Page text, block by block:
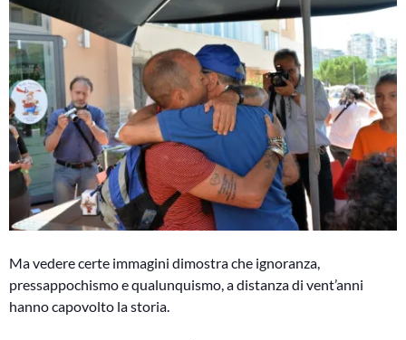
Ma vedere certe immagini dimostra che ignoranza,
pressappochismo e qualunquismo, a distanza di vent’anni
hanno capovolto la storia.